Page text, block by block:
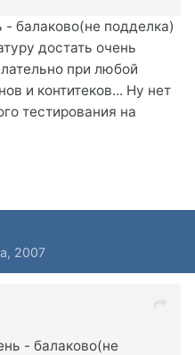
балаково(не подделка)
достать очень
при любой
и контитеков... Ну нет
тестирования на
2007
- балаково(не